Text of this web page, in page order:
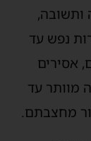
ותשובה,
נפש עד
אסירים
מוותר עד
מחצבתם.